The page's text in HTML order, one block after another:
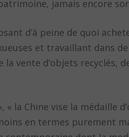
jamais encore
d’à peine de quoi
et travaillant dans
vente d’objets recyclés,
« la Chine vise la médaille
en termes purement